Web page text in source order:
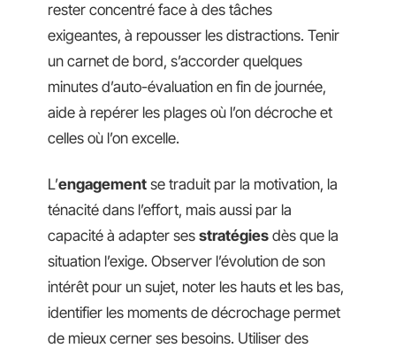
rester concentré face à des tâches
exigeantes, à repousser les distractions. Tenir
un carnet de bord, s’accorder quelques
minutes d’auto-évaluation en fin de journée,
aide à repérer les plages où l’on décroche et
celles où l’on excelle.
L’engagement se traduit par la motivation, la
ténacité dans l’effort, mais aussi par la
capacité à adapter ses stratégies dès que la
situation l’exige. Observer l’évolution de son
intérêt pour un sujet, noter les hauts et les bas,
identifier les moments de décrochage permet
de mieux cerner ses besoins. Utiliser des